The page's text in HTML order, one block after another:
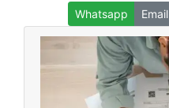
Whatsapp Email